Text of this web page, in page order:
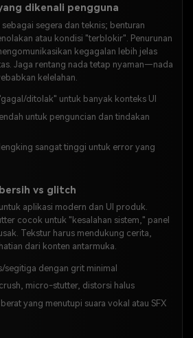
dikenali pengguna
segera dan teknis; benturan
atau kondisi "terblokir". Penurunan
kegagalan lebih jelas
Jaga rentang nada tetap nyaman—nada
kelelahan.
ditolak" untuk banyak konteks UI
untuk penguncian dan tindakan
sangat tinggi untuk error yang
vs glitch
aplikasi modern dan UI produk.
cocok untuk "kesalahan sistem," panel
Tekstur harus mendukung cerita,
dari konten antarmuka.
segitiga dengan grit minimal
micro-stutter, distorsi halus
yang menutupi suara vokal atau SFX